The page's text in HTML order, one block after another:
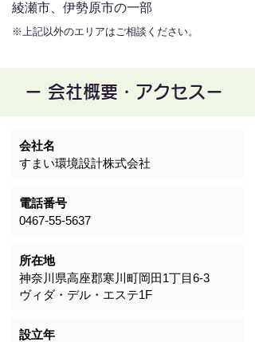
綾瀬市、伊勢原市の一部
※上記以外のエリアはご相談ください。
ー 会社概要・アクセスー
会社名
すまい環境設計株式会社
電話番号
0467-55-5637
所在地
神奈川県高座郡寒川町岡田1丁目6‐3
ヴィダ・デル・エステ1F
設立年